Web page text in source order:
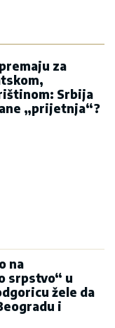
za
Srbija
„prijetnja“?
na
srpstvo“ u
žele da
i